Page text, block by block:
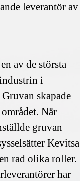
leverantör av
av de största
i
skapade
När
gruvan
Kevitsa
rad olika roller.
har